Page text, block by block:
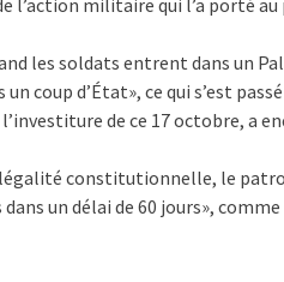
les soldats entrent dans un
un coup d’État», ce qui s’est
de ce 17 octobre, a
constitutionnelle, le
un délai de 60 jours»,